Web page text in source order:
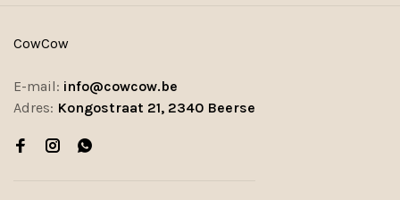
CowCow
E-mail: info@cowcow.be
Adres: Kongostraat 21, 2340 Beerse